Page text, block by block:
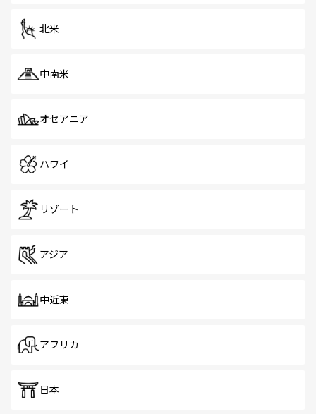
北米
中南米
オセアニア
ハワイ
リゾート
アジア
中近東
アフリカ
日本